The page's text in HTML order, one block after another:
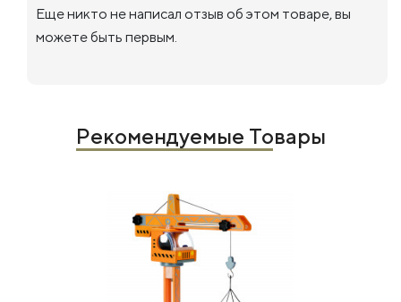
Еще никто не написал отзыв об этом товаре, вы
можете быть первым.
Рекомендуемые Товары